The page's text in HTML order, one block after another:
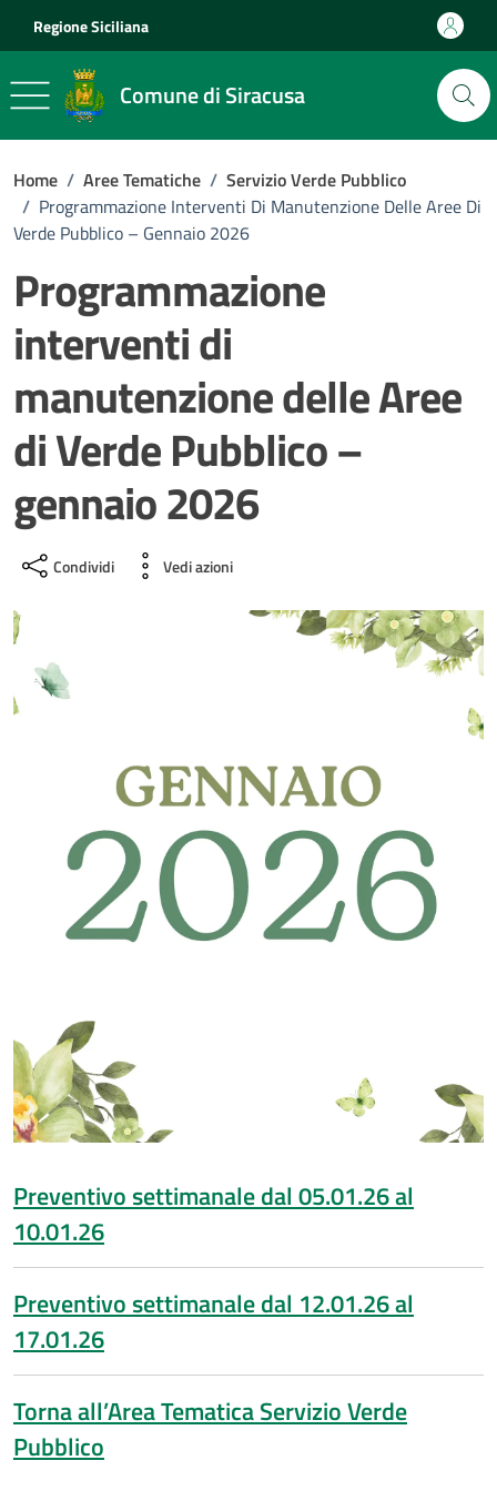
Regione Siciliana
Comune di Siracusa
Home / Aree Tematiche / Servizio Verde Pubblico
/ Programmazione Interventi Di Manutenzione Delle Aree Di
Verde Pubblico – Gennaio 2026
Programmazione
interventi di
manutenzione delle Aree
di Verde Pubblico –
gennaio 2026
Condividi Vedi azioni
Preventivo settimanale dal 05.01.26 al
10.01.26
Preventivo settimanale dal 12.01.26 al
17.01.26
Torna all’Area Tematica Servizio Verde
Pubblico